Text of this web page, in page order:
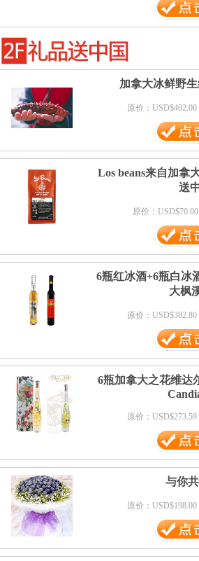
加拿大冰鲜野
原价：USD$402.00
Los beans来自加拿
送
原价：USD$70.00
6瓶红冰酒+6瓶白冰
大枫
原价：USD$382.80
6瓶加拿大之花维达
原价：USD$273.59
与你
原价：USD$198.00